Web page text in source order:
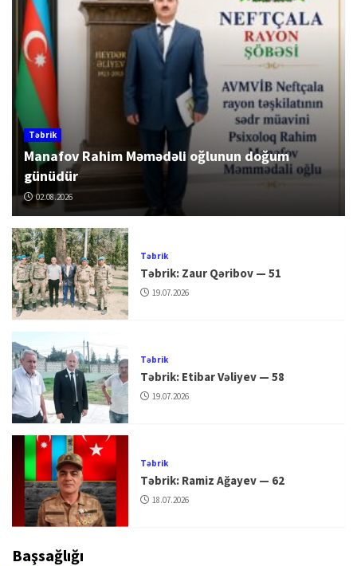
Təbrik
Manafov Rahim Məmədəli oğlunun doğum
günüdür
02.08.2026
Təbrik
Təbrik: Zaur Qəribov — 51
19.07.2026
Təbrik
Təbrik: Etibar Vəliyev — 58
19.07.2026
Təbrik
Təbrik: Ramiz Ağayev — 62
18.07.2026
Başsağlığı